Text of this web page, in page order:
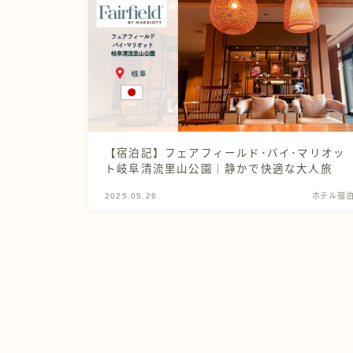
【宿泊記】フェアフィールド･バイ･マリオッ
ト岐阜清流里山公園｜静かで快適な大人旅
2025.05.26 ホテル宿